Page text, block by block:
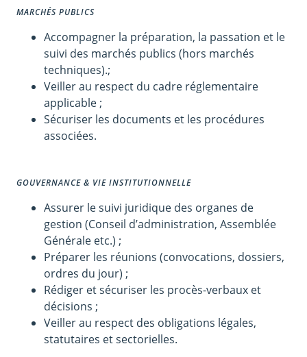
MARCHÉS PUBLICS
Accompagner la préparation, la passation et le
suivi des marchés publics (hors marchés
techniques).;
Veiller au respect du cadre réglementaire
applicable ;
Sécuriser les documents et les procédures
associées.
GOUVERNANCE & VIE INSTITUTIONNELLE
Assurer le suivi juridique des organes de
gestion (Conseil d’administration, Assemblée
Générale etc.) ;
Préparer les réunions (convocations, dossiers,
ordres du jour) ;
Rédiger et sécuriser les procès-verbaux et
décisions ;
Veiller au respect des obligations légales,
statutaires et sectorielles.